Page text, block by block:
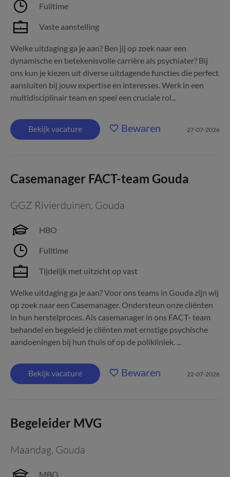
Fulltime
Vaste aanstelling
Welke uitdaging ga je aan? Ben jij op zoek naar een
dynamische en betekenisvolle carrière als psychiater? Bij
ons kun je kiezen uit diverse uitdagende functies die perfect
aansluiten bij jouw expertise en interesses. Werk in een
multidisciplinair team en speel een cruciale rol...
Bekijk vacature Bewaren 27-07-2026
Casemanager FACT-team Gouda
GGZ Rivierduinen, Gouda
HBO
Fulltime
Tijdelijk met uitzicht op vast
Welke uitdaging ga je aan? Voor ons teams in Gouda zijn wij
op zoek naar een Casemanager. Ondersteun onze cliënten
in hun herstelproces. Als casemanager in ons FACT- team
behandel en begeleid je cliënten met ernstige psychische
aandoeningen bij hun thuis of op de polikliniek. ...
Bekijk vacature Bewaren 22-07-2026
Begeleider MVG
Maandag, Gouda
MBO